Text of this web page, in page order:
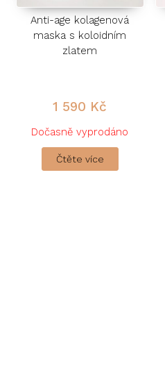
Anti-age kolagenová
maska s koloidním
zlatem
1 590 Kč
Dočasně vyprodáno
Čtěte více